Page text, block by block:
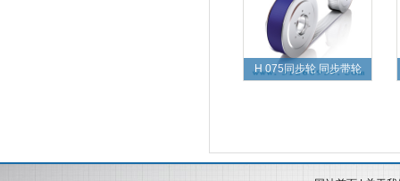
H 075同步轮 同步带轮